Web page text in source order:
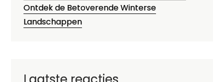
Ontdek de Betoverende Winterse
Landschappen